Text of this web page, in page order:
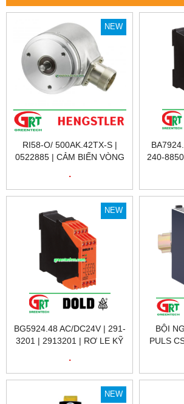
NEW
RI58-O/ 500AK.42TX-S |
0522885 | CẢM BIẾN VÒNG
.
240-
NEW
BG5924.48 AC/DC24V | 291-
3201 | 2913201 | RƠ LE KỸ
.
BỘI
PULS
NEW